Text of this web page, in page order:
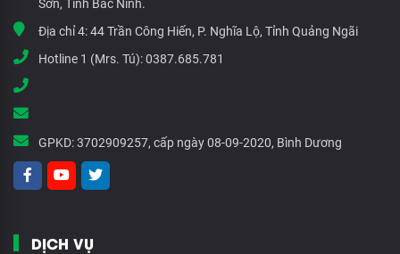
Sơn, Tỉnh Bắc Ninh.
Địa chỉ 4:44 Trần Công Hiến, P. Nghĩa Lộ, Tỉnh Quảng Ngãi
Hotline 1 (Mrs. Tú):0387.685.781
GPKD:3702909257, cấp ngày 08-09-2020, Bình Dương
DỊCH VỤ